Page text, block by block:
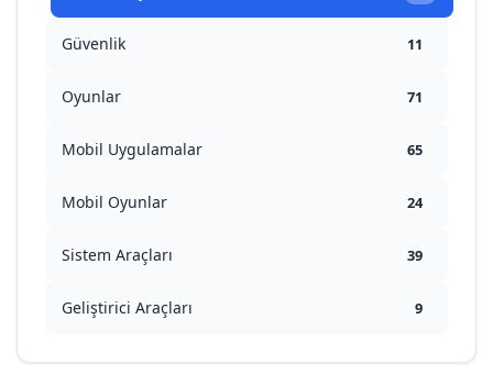
Güvenlik 11
Oyunlar 71
Mobil Uygulamalar 65
Mobil Oyunlar 24
Sistem Araçları 39
Geliştirici Araçları 9